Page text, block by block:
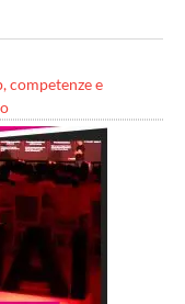
competenze e